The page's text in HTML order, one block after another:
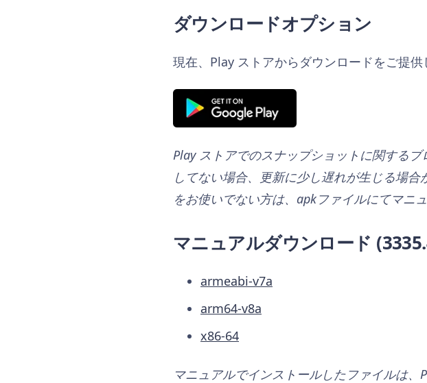
ダウンロードオプション
現在、Play ストアからダウンロードをご提供
Play ストアでのスナップショットに関する
してない場合、更新に少し遅れが生じる場
をお使いでない方は、apkファイルにてマニ
マニュアルダウンロード
armeabi-v7a
arm64-v8a
x86-64
マニュアルでインストールしたファイルは